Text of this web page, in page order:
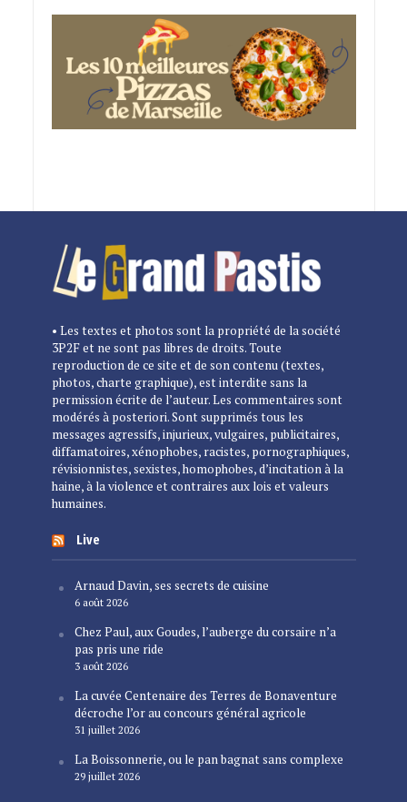
• Les textes et photos sont la propriété de la société
3P2F et ne sont pas libres de droits. Toute
reproduction de ce site et de son contenu (textes,
photos, charte graphique), est interdite sans la
permission écrite de l’auteur. Les commentaires sont
modérés à posteriori. Sont supprimés tous les
messages agressifs, injurieux, vulgaires, publicitaires,
diffamatoires, xénophobes, racistes, pornographiques,
révisionnistes, sexistes, homophobes, d’incitation à la
haine, à la violence et contraires aux lois et valeurs
humaines.
Live
Arnaud Davin, ses secrets de cuisine
6 août 2026
Chez Paul, aux Goudes, l’auberge du corsaire n’a
pas pris une ride
3 août 2026
La cuvée Centenaire des Terres de Bonaventure
décroche l’or au concours général agricole
31 juillet 2026
La Boissonnerie, ou le pan bagnat sans complexe
29 juillet 2026